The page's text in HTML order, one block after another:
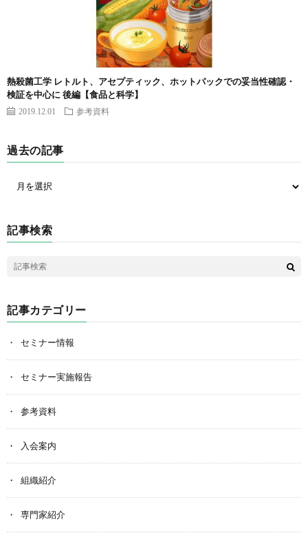
熱殺菌工学 レトルト、アセプティック、ホットパックでの妥当性確認・
検証を中心に 後編【食品と科学】
2019.12.01 参考資料
過去の記事
記事検索
記事カテゴリー
セミナー情報
セミナー実施報告
参考資料
入会案内
組織紹介
専門家紹介